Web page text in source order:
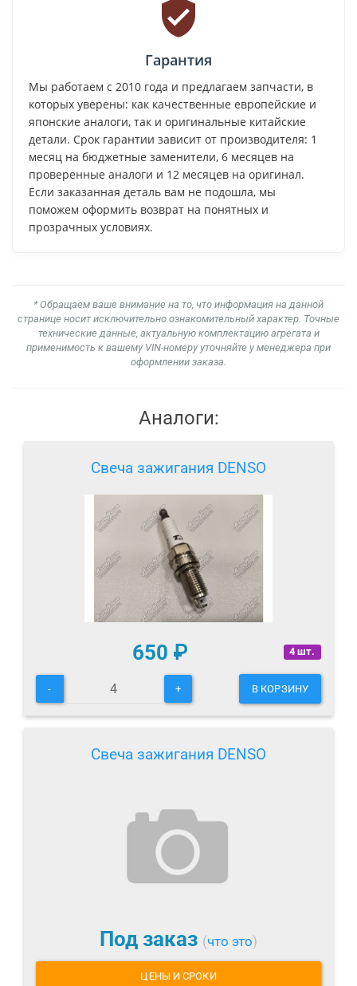
Гарантия
Мы работаем с 2010 года и предлагаем запчасти, в
которых уверены: как качественные европейские и
японские аналоги, так и оригинальные китайские
детали. Срок гарантии зависит от производителя: 1
месяц на бюджетные заменители, 6 месяцев на
проверенные аналоги и 12 месяцев на оригинал.
Если заказанная деталь вам не подошла, мы
поможем оформить возврат на понятных и
прозрачных условиях.
* Обращаем ваше внимание на то, что информация на данной
странице носит исключительно ознакомительный характер. Точные
технические данные, актуальную комплектацию агрегата и
применимость к вашему VIN-номеру уточняйте у менеджера при
оформлении заказа.
Аналоги:
Свеча зажигания DENSO
4 шт.
650 ₽
- + В КОРЗИНУ
Свеча зажигания DENSO
Под заказ (что это)
ЦЕНЫ И СРОКИ